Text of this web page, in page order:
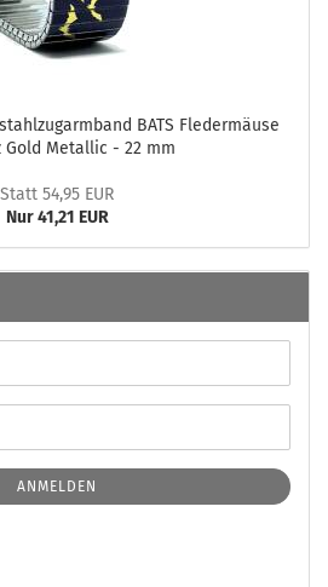
BATS Fle­der­mäu­se
Gold Me­tal­lic - 22 mm
Statt 54,95 EUR
Nur 41,21 EUR
ANMELDEN